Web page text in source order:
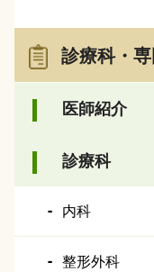
診療科・
医師紹介
診療科
内科
整形外科